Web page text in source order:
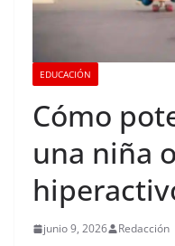
EDUCACIÓN
Cómo
una niña
junio 9, 2026 Redacción